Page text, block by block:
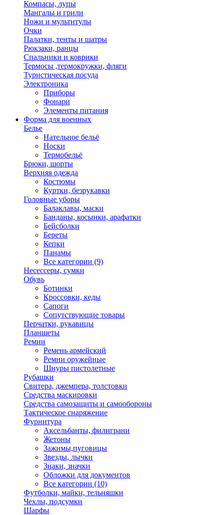
Компасы, лупы
Мангалы и грили
Ножи и мультитулы
Очки
Палатки, тенты и шатры
Рюкзаки, ранцы
Спальники и коврики
Термосы ,термокружки, фляги
Туристическая посуда
Электроника
Приборы
Фонари
Элементы питания
Форма для военных
Белье
Нательное бельё
Носки
Термобельё
Брюки, шорты
Верхняя одежда
Костюмы
Куртки, безрукавки
Головные уборы
Балаклавы, маски
Банданы, косынки, арафатки
Бейсболки
Береты
Кепки
Панамы
Все категории (9)
Несессеры, сумки
Обувь
Ботинки
Кроссовки, кеды
Сапоги
Сопутствующие товары
Перчатки, рукавицы
Планшеты
Ремни
Ремень армейский
Ремни оружейные
Шнуры пистолетные
Рубашки
Свитера, джемпера, толстовки
Средства маскировки
Средства самозащиты и самообороны
Тактическое снаряжение
Фурнитура
Аксельбанты, филиграни
Жетоны
Зажимы,пуговицы
Звезды, лычки
Знаки, значки
Обложки для документов
Все категории (10)
Футболки, майки, тельняшки
Чехлы, подсумки
Шарфы